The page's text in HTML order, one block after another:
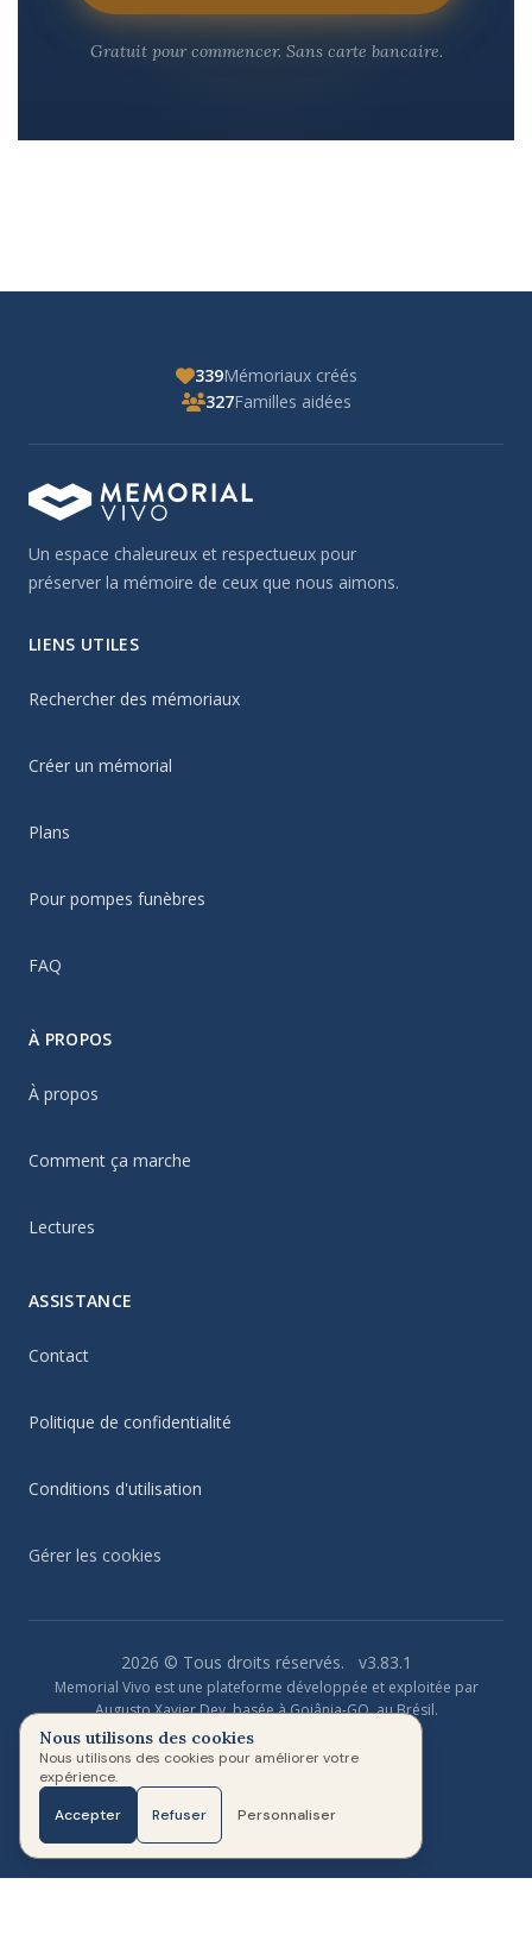
Nous utilisons des cookies
Nous utilisons des cookies pour améliorer votre
expérience.
Accepter
Refuser Personnaliser
Gratuit pour commencer. Sans carte bancaire.
339Mémoriaux créés
327Familles aidées
Un espace chaleureux et respectueux pour
préserver la mémoire de ceux que nous aimons.
LIENS UTILES
Rechercher des mémoriaux
Créer un mémorial
Plans
Pour pompes funèbres
FAQ
À PROPOS
À propos
Comment ça marche
Lectures
ASSISTANCE
Contact
Politique de confidentialité
Conditions d'utilisation
Gérer les cookies
2026 © Tous droits réservés. v3.83.1
Memorial Vivo est une plateforme développée et exploitée par
Augusto Xavier Dev, basée à Goiânia-GO, au Brésil.